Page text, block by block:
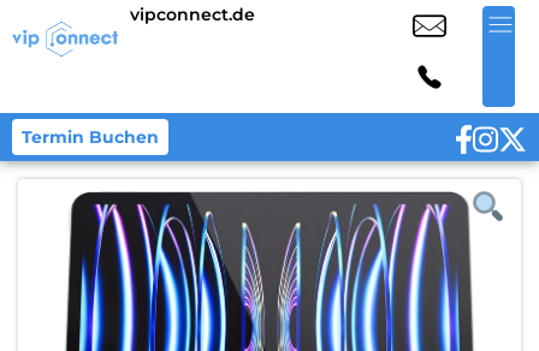
vipconnect.de
Termin Buchen